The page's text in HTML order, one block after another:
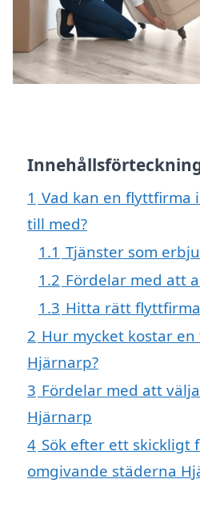
1 Vad kan en flyttfirma
till med?
1.1 Tjänster som
1.2 Fördelar med att
1.3 Hitta rätt
2 Hur mycket kostar
Hjärnarp?
3 Fördelar med att
Hjärnarp
4 Sök efter ett skickligt
omgivande städerna